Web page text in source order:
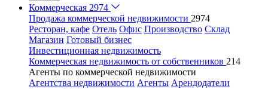
Коммерческая 2974
Продажа коммерческой недвижимости 2974
Ресторан, кафе Отель Офис Производство Склад
Магазин Готовый бизнес
Инвестиционная недвижимость
Коммерческая недвижимость от собственников 214
Агенты по коммерческой недвижимости
Агентства недвижимости Агенты Арендодатели